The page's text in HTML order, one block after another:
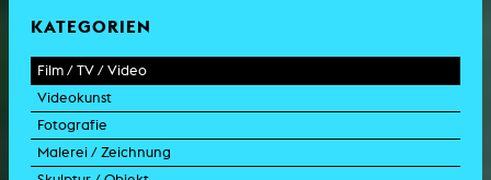
KATEGORIEN
Film / TV / Video
Spielfilm
Dokumentarfilm
Doku-Drama
Videokunst
Experimentalfilm
Videoarbeit
Fotografie
Fotoarbeit
Malerei / Zeichnung